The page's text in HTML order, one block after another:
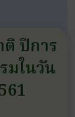
ปีการ
มในวัน